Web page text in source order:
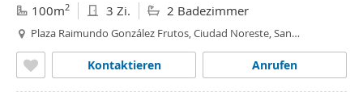
100m2 3 Zi. 2 Badezimmer
Plaza Raimundo González Frutos, Ciudad Noreste, San
Anrufen
Kontaktieren